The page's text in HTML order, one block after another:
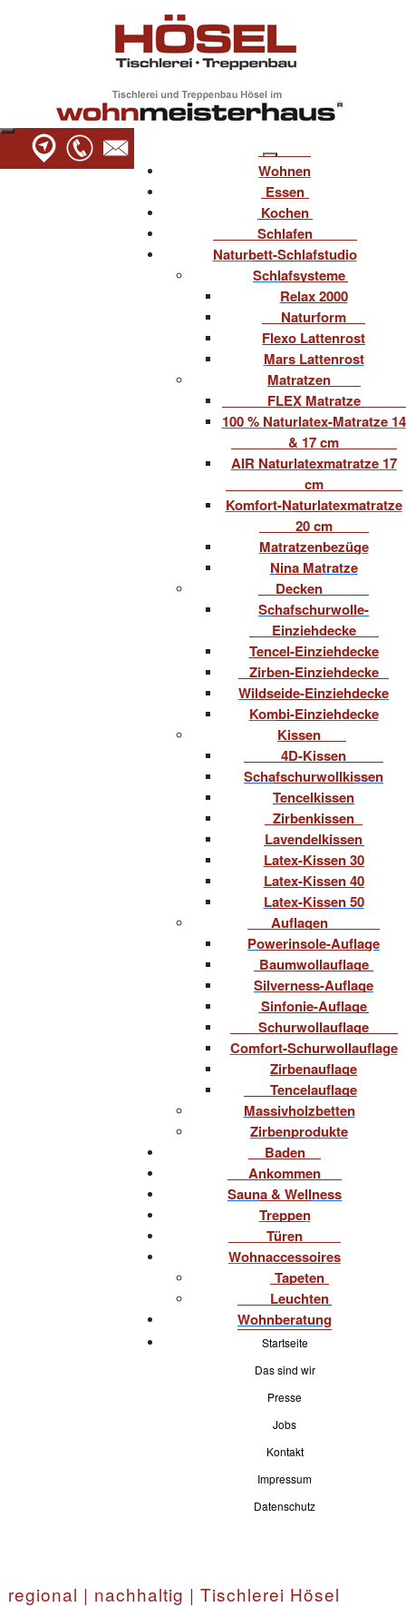
Wohnen
Essen
Kochen
Schlafen
Naturbett-Schlafstudio
Schlafsysteme
Relax 2000
Naturform
Flexo Lattenrost
Mars Lattenrost
Matratzen
FLEX Matratze
100 % Naturlatex-Matratze 14
& 17 cm
AIR Naturlatexmatratze 17
cm
Komfort-Naturlatexmatratze
20 cm
Matratzenbezüge
Nina Matratze
Decken
Schafschurwolle-
Einziehdecke
Tencel-Einziehdecke
Zirben-Einziehdecke
Wildseide-Einziehdecke
Kombi-Einziehdecke
Kissen
4D-Kissen
Schafschurwollkissen
Tencelkissen
Zirbenkissen
Lavendelkissen
Latex-Kissen 30
Latex-Kissen 40
Latex-Kissen 50
Auflagen
Powerinsole-Auflage
Baumwollauflage
Silverness-Auflage
Sinfonie-Auflage
Schurwollauflage
Comfort-Schurwollauflage
Zirbenauflage
Tencelauflage
Massivholzbetten
Zirbenprodukte
Baden
Ankommen
Sauna & Wellness
Treppen
Türen
Wohnaccessoires
Tapeten
Leuchten
Wohnberatung
Startseite
Das sind wir
Presse
Jobs
Kontakt
Impressum
Datenschutz
regional | nachhaltig | Tischlerei Hösel